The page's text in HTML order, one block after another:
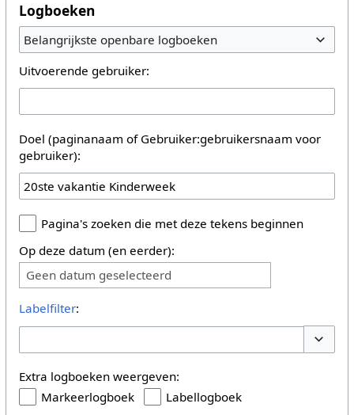
Logboeken
Belangrijkste openbare logboeken
Uitvoerende gebruiker:
Doel (paginanaam of Gebruiker:gebruikersnaam voor
gebruiker):
Pagina's zoeken die met deze tekens beginnen
Op deze datum (en eerder):
Geen datum geselecteerd
Labelfilter:
Extra logboeken weergeven:
Markeerlogboek
Labellogboek